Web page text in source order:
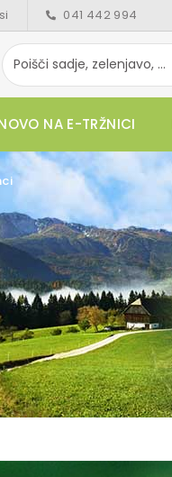
041 442 994
NA E-TRŽNICI